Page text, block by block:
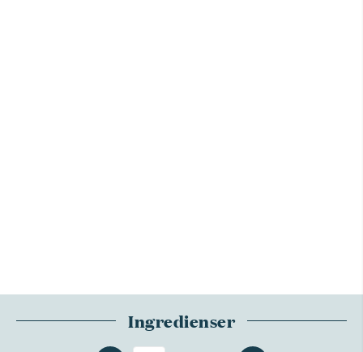
Ingredienser